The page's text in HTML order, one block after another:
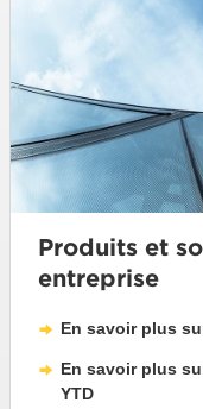
Produits et
entreprise
En savoir plus
En savoir plus
YTD